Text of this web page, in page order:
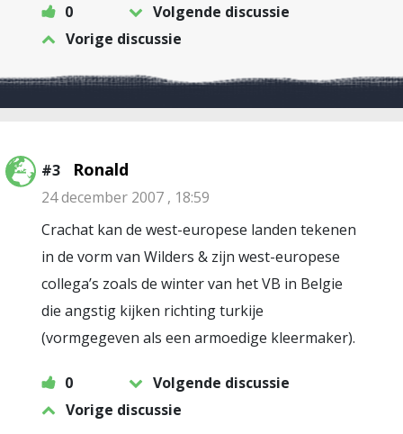
0
Volgende discussie
Vorige discussie
#3 Ronald
24 december 2007 , 18:59
Crachat kan de west-europese landen tekenen
in de vorm van Wilders & zijn west-europese
collega’s zoals de winter van het VB in Belgie
die angstig kijken richting turkije
(vormgegeven als een armoedige kleermaker).
0
Volgende discussie
Vorige discussie